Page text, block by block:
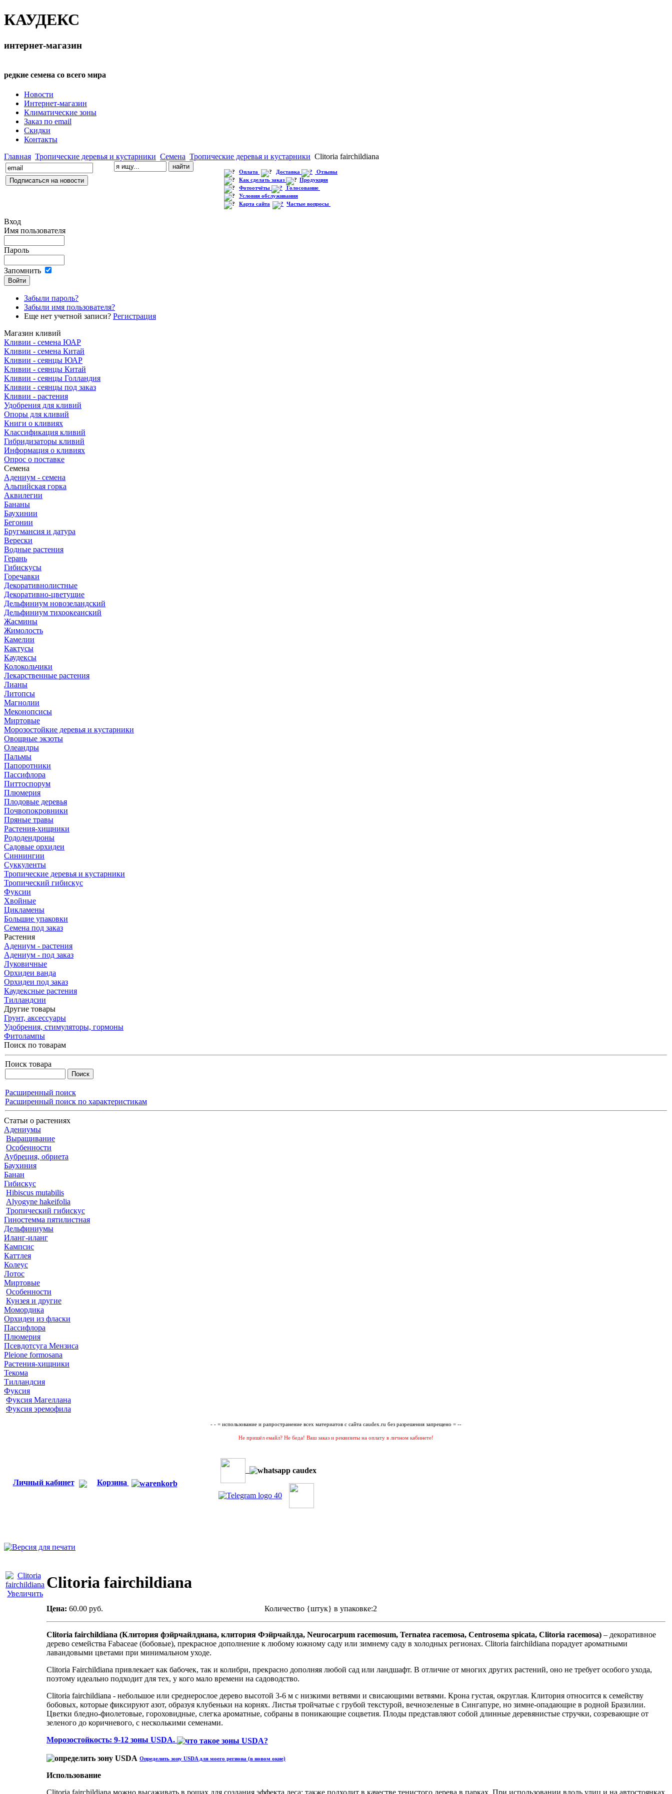
КАУДЕКС
интернет-магазин
редкие семена со всего мира
Новости
Интернет-магазин
Климатические зоны
Заказ по email
Скидки
Контакты
Главная Тропические деревья и кустарники Семена Тропические деревья и кустарники Clitoria fairchildiana
Оплата Доставка
Отзывы
Как сделать заказ
Продукция
Фотоотчёты
Голосование
Условия обслуживания
Карта сайта
Частые вопросы
Вход
Имя пользователя
Пароль
Запомнить
Забыли пароль?
Забыли имя пользователя?
Еще нет учетной записи? Регистрация
Магазин кливий
Кливии - семена ЮАР
Кливии - семена Китай
Кливии - сеянцы ЮАР
Кливии - сеянцы Китай
Кливии - сеянцы Голландия
Кливии - сеянцы под заказ
Кливии - растения
Удобрения для кливий
Опоры для кливий
Книги о кливиях
Классификация кливий
Гибридизаторы кливий
Информация о кливиях
Опрос о поставке
Семена
Адениум - семена
Альпийская горка
Аквилегии
Бананы
Баухинии
Бегонии
Бругмансия и датура
Верески
Водные растения
Герань
Гибискусы
Горечавки
Декоративнолистные
Декоративно-цветущие
Дельфиниум новозеландский
Дельфиниум тихоокеанский
Жасмины
Жимолость
Камелии
Кактусы
Каудексы
Колокольчики
Лекарственные растения
Лианы
Литопсы
Магнолии
Меконопсисы
Миртовые
Морозостойкие деревья и кустарники
Овощные экзоты
Олеандры
Пальмы
Папоротники
Пассифлора
Питтоспорум
Плюмерия
Плодовые деревья
Почвопокровники
Пряные травы
Растения-хищники
Рододендроны
Садовые орхидеи
Синнингии
Суккуленты
Тропические деревья и кустарники
Тропический гибискус
Фуксии
Хвойные
Цикламены
Большие упаковки
Семена под заказ
Растения
Адениум - растения
Адениум - под заказ
Луковичные
Орхидеи ванда
Орхидеи под заказ
Каудексные растения
Тилландсии
Другие товары
Грунт, аксессуары
Удобрения, стимуляторы, гормоны
Фитолампы
Поиск по товарам
Поиск товара
Расширенный поиск
Расширенный поиск по характеристикам
Статьи о растениях
Адениумы
Выращивание
Особенности
Аубреция, обриета
Баухиния
Банан
Гибискус
Hibiscus mutabilis
Alyogyne hakeifolia
Тропический гибискус
Гиностемма пятилистная
Дельфиниумы
Иланг-иланг
Кампсис
Каттлея
Колеус
Лотос
Миртовые
Особенности
Кунзея и другие
Момордика
Орхидеи из фласки
Пассифлора
Плюмерия
Псевдотсуга Мензиса
Pleione formosana
Растения-хищники
Текома
Тилландсия
Фуксия
Фуксия Магеллана
Фуксия эремофила
- - = использование и рапространение всех материатов с сайта caudex.ru без разрешения запрещено = --
Не пришёл емайл? Не беда! Ваш заказ и реквизиты на оплату в личном кабинете!
Личный кабинет Корзина
Увеличить
Clitoria fairchildiana
Цена: 60.00 руб. Количество {штук} в упаковке:2
Clitoria fairchildiana (Клитория фэйрчайлдиана, клитория Фэйрчайлда, Neurocarpum racemosum, Ternatea racemosa, Centrosema spicata, Clitoria racemosa) – декоративное
дерево семейства Fabaceae (бобовые), прекрасное дополнение к любому южному саду или зимнему саду в холодных регионах. Clitoria fairchildiana порадует ароматными
лавандовыми цветами при минимальном уходе.
Clitoria Fairchildiana привлекает как бабочек, так и колибри, прекрасно дополняя любой сад или ландшафт. В отличие от многих других растений, оно не требует особого ухода,
поэтому идеально подходит для тех, у кого мало времени на садоводство.
Clitoria fairchildiana - небольшое или среднерослое дерево высотой 3-6 м с низкими ветвями и свисающими ветвями. Крона густая, округлая. Клитория относится к семейству
бобовых, которые фиксируют азот, образуя клубеньки на корнях. Листья тройчатые с грубой текстурой, вечнозеленые в Сингапуре, но зимне-опадающие в родной Бразилии.
Цветки бледно-фиолетовые, гороховидные, слегка ароматные, собраны в поникающие соцветия. Плоды представляют собой длинные деревянистые стручки, созревающие от
зеленого до коричневого, с несколькими семенами.
Морозостойкость: 9-12 зоны USDA.
Определить зону USDA для моего региона (в новом окне)
Использование
Clitoria fairchildiana можно высаживать в рощах для создания эффекта леса; также подходит в качестве тенистого дерева в парках. При использовании вдоль улиц и на автостоянках